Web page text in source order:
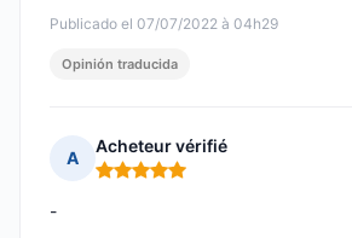
Publicado el 07/07/2022 à 04h29
Opinión traducida
A
Acheteur vérifié
Nota: 5 de 5
-